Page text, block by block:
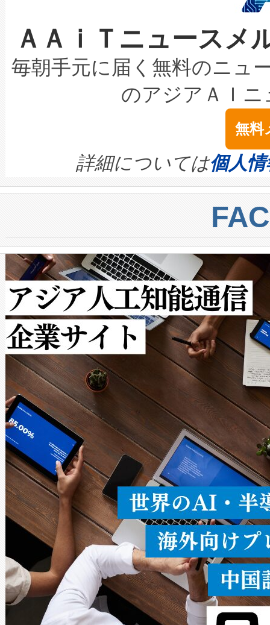
取得できる可能性もあります
設には、3億～4億ドルかか
最高経営責任者（CEO）であ
す。「当社のfully-connected
ームを利用すれば、6,000万
きます。この効率性は、フェ
限を超えて利用可能な電力容
持できるよう貢献します。こ
ービスレベル契約（SLA）違
テリー性能の劣化によるダウ
念は、現在データセンターが
ます。 Voltaiq provides a
quality and reliability for AI
BESS stack to ensure battery
centers. Voltaiqは、ai&のAI
からシステム統合、試運転、
クルの各段階のデータを監視
[…]
なレーザースポットにより、
な環境下でも豊かなディテー
キロメートル範囲を検出
LiDAR for Inspections,
は1535 nmレーザーを搭載。
イズの小径化を実現すること
す。ノーマルモードでは、
ートル先まで検出でき、これ
トに対して約600メートルに
では、反射率10％のターゲッ
で向上し、最大検知距離は
ットだけで最大1キロメート
ルの変電所周囲を監視でき、
作業と点群処理を簡素化でき
Avia 2は、2種類のFOVオプシ
× 80°のノーマルモード、長
ードを切り替えて使用するこ
ることなく、単一のデバイス
うにします。遠距離まで届く
密度なスキャ […]
ＡＡｉＴニュース
毎朝手元に届く無料のニュ
のアジアＡＩ
無料
詳細については個人